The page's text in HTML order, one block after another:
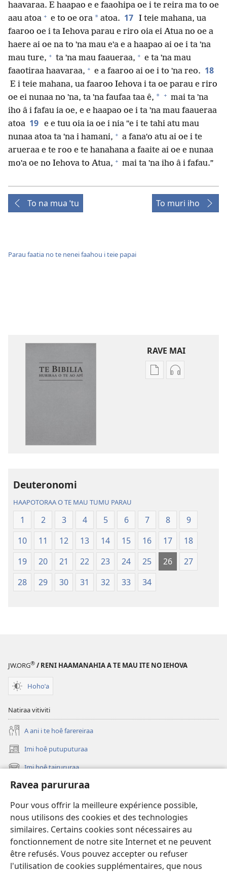
Ravea parururaa
Pour vous offrir la meilleure expérience possible,
nous utilisons des cookies et des technologies
similaires. Certains cookies sont nécessaires au
fonctionnement de notre site Internet et ne peuvent
être refusés. Vous pouvez accepter ou refuser
l'utilisation de cookies supplémentaires, que nous
haavaraa. E haapao e e faaohipa oe i te reira ma to oe
aau atoa + e to oe ora * atoa. 17 I teie mahana, ua
faaroo oe i ta Iehova parau e riro oia ei Atua no oe a
haere ai oe na to ˈna mau eˈa e a haapao ai oe i ta ˈna
mau ture, + ta ˈna mau faaueraa, + e ta ˈna mau
faaotiraa haavaraa, + e a faaroo ai oe i to ˈna reo. 18
E i teie mahana, ua faaroo Iehova i ta oe parau e riro
oe ei nunaa no ˈna, ta ˈna faufaa taa ê, * + mai ta ˈna
iho â i fafau ia oe, e e haapao oe i ta ˈna mau faaueraa
atoa 19 e e tuu oia ia oe i nia ˈˈe i te tahi atu mau
nunaa atoa ta ˈna i hamani, + a fanaˈo atu ai oe i te
arueraa e te roo e te hanahana a faaite ai oe e nunaa
moˈa oe no Iehova to Atua, + mai ta ˈna iho â i fafau.”
To na mua ˈtu To muri iho
Parau faatia no te nenei faahou i teie papai
RAVE MAI
No
o
ao
apî
No
Te
Bibilia,
Huriraa
ao
Deuteronomi
HAAPOTORAA O TE MAU TUMU PARAU
1 2 3 4 5 6 7 8
9
10
11 12 13 14 15 16 17
18
19
20 21 22 23 24 25 26
27
28
29 30 31 32 33 34
JW.ORG® / RENI HAAMANAHIA A TE MAU ITE NO IEHOVA
Hohoˈa
Natiraa vitiviti
A ani i te hoê farereiraa
Imi hoê putuputuraa
(opens
new Imi hoê tairururaa
(opens
new
window)
Eaha te mea apî
Video
Maimiraa
Te mau ô
(opens
new
window)